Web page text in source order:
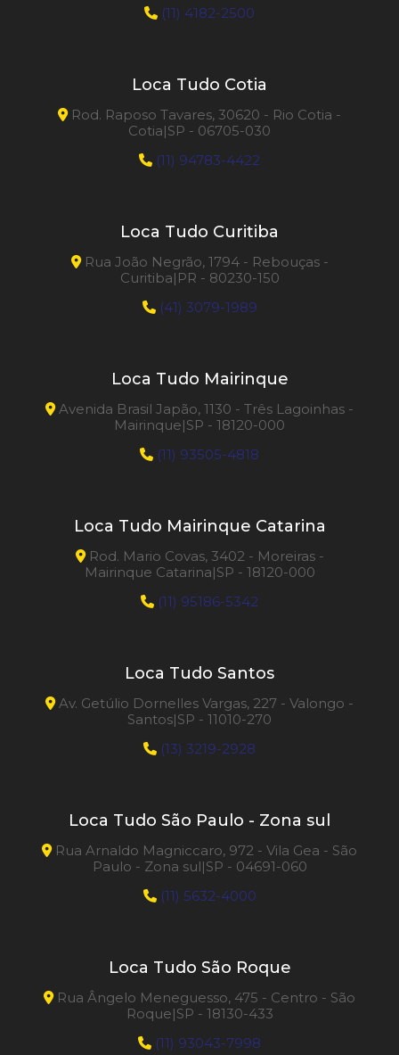
(11) 4182-2500
Loca Tudo Cotia
Rod. Raposo Tavares, 30620 - Rio Cotia -
Cotia|SP - 06705-030
(11) 94783-4422
Loca Tudo Curitiba
Rua João Negrão, 1794 - Rebouças -
Curitiba|PR - 80230-150
(41) 3079-1989
Loca Tudo Mairinque
Avenida Brasil Japão, 1130 - Três Lagoinhas -
Mairinque|SP - 18120-000
(11) 93505-4818
Loca Tudo Mairinque Catarina
Rod. Mario Covas, 3402 - Moreiras -
Mairinque Catarina|SP - 18120-000
(11) 95186-5342
Loca Tudo Santos
Av. Getúlio Dornelles Vargas, 227 - Valongo -
Santos|SP - 11010-270
(13) 3219-2928
Loca Tudo São Paulo - Zona sul
Rua Arnaldo Magniccaro, 972 - Vila Gea - São
Paulo - Zona sul|SP - 04691-060
(11) 5632-4000
Loca Tudo São Roque
Rua Ângelo Meneguesso, 475 - Centro - São
Roque|SP - 18130-433
(11) 93043-7998